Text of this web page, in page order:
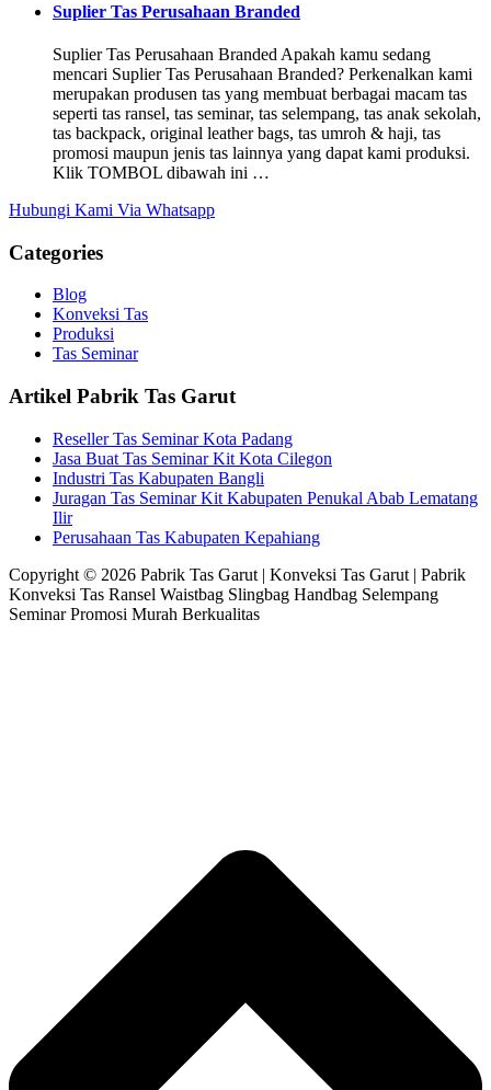
Suplier Tas Perusahaan Branded
Suplier Tas Perusahaan Branded Apakah kamu sedang
mencari Suplier Tas Perusahaan Branded? Perkenalkan kami
merupakan produsen tas yang membuat berbagai macam tas
seperti tas ransel, tas seminar, tas selempang, tas anak sekolah,
tas backpack, original leather bags, tas umroh & haji, tas
promosi maupun jenis tas lainnya yang dapat kami produksi.
Klik TOMBOL dibawah ini …
Hubungi Kami Via Whatsapp
Categories
Blog
Konveksi Tas
Produksi
Tas Seminar
Artikel Pabrik Tas Garut
Reseller Tas Seminar Kota Padang
Jasa Buat Tas Seminar Kit Kota Cilegon
Industri Tas Kabupaten Bangli
Juragan Tas Seminar Kit Kabupaten Penukal Abab Lematang
Ilir
Perusahaan Tas Kabupaten Kepahiang
Copyright © 2026 Pabrik Tas Garut | Konveksi Tas Garut | Pabrik
Konveksi Tas Ransel Waistbag Slingbag Handbag Selempang
Seminar Promosi Murah Berkualitas